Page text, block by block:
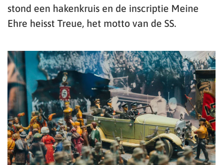
stond een hakenkruis en de inscriptie Meine
Ehre heisst Treue, het motto van de SS.